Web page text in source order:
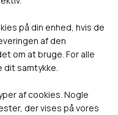
på din enhed, hvis de
af den
om at bruge. For alle
dit samtykke.
af cookies. Nogle
der vises på vores